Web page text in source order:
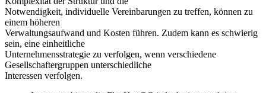
Notwendigkeit, individuelle Vereinbarungen zu treffen, können zu
einem höheren
Verwaltungsaufwand und Kosten führen. Zudem kann es schwierig
sein, eine einheitliche
Unternehmensstrategie zu verfolgen, wenn verschiedene
Gesellschaftergruppen unterschiedliche
Interessen verfolgen.